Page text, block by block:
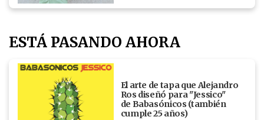
ESTÁ PASANDO AHORA
El arte de tapa que Alejandro
Ros diseñó para "Jessico"
de Babasónicos (también
cumple 25 años)